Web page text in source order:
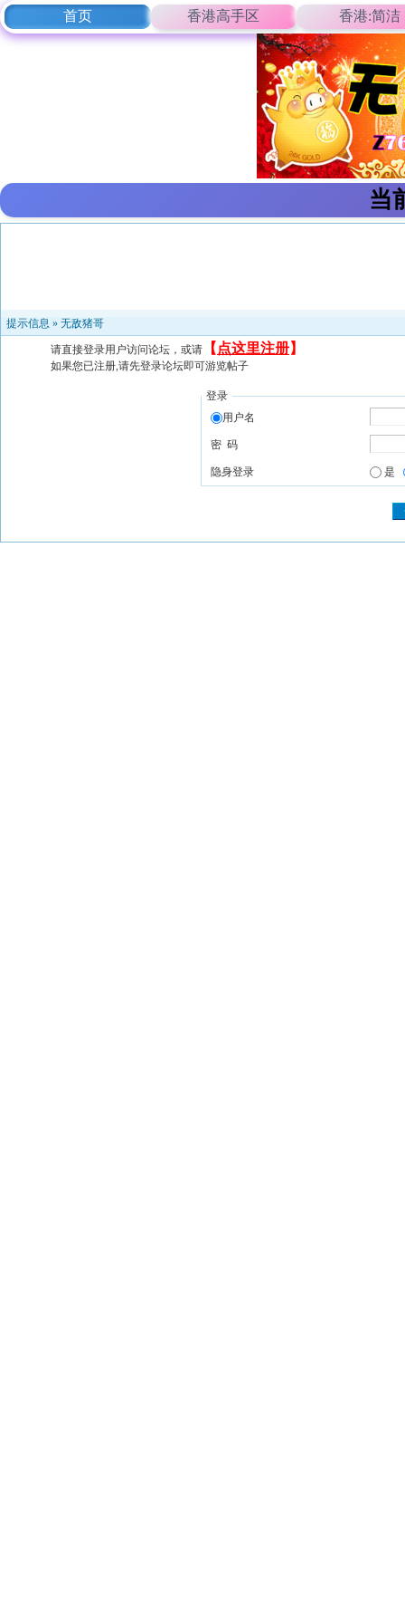
首页 香港高手区 香港:简洁
当
提示信息 » 无敌猪哥
请直接登录用户访问论坛，或请 【 点这里注册】
如果您已注册,请先登录论坛即可游览帖子
登录
用户名
密 码
隐身登录 是